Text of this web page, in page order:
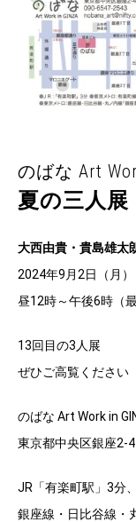
のばな Art
夏の三人展
大西由貴・貴島雄太
2024年9月2日（月）
昼12時～午後6時（
13回目の3人展
ぜひご高覧ください
のばな Art Work in
東京都中央区銀座2-
JR「有楽町駅」3分
銀座線・日比谷線・